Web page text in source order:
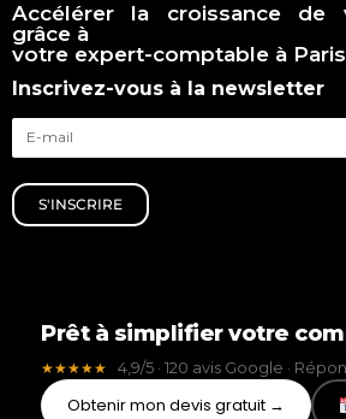
Accélérer la croissance de
grâce à
votre expert-comptable à
Inscrivez-vous à la newsletter
S'INSCRIRE
Prêt à simplifier votre
★★★★★ 4,9/5 · 120 avis Google ·
Obtenir mon devis gratuit →